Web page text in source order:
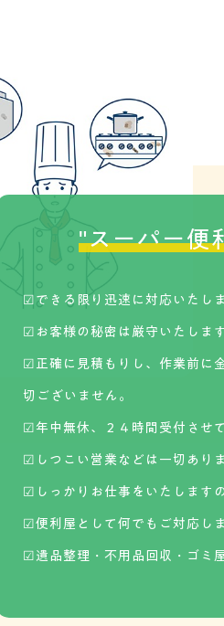
"スーパー便
☑できる限り迅速に対応いたしま
☑お客様の秘密は厳守いたします
☑正確に見積もりし、作業前に
切ございません。
☑年中無休、２４時間受付させ
☑しつこい営業などは一切ありま
☑しっかりお仕事をいたします
☑便利屋として何でもご対応しま
☑遺品整理・不用品回収・ゴミ